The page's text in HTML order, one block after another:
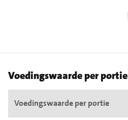
Voedingswaarde per portie
Voedingswaarde per portie